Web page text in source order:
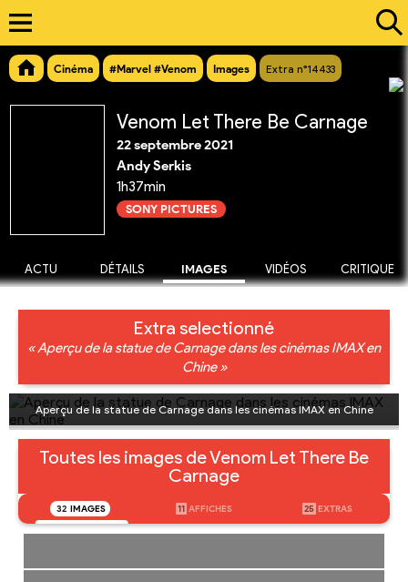
Cinéma #Marvel #Venom Images Extra n°14433
Venom Let There Be Carnage
22 septembre 2021
Andy Serkis
1h37min
SONY PICTURES
ACTU DÉTAILS IMAGES VIDÉOS CRITIQUE
Extra selectionné
« Aperçu de la statue de Carnage dans les cinémas IMAX en
Chine »
Aperçu de la statue de Carnage dans les cinémas IMAX en Chine
Toutes les images de Venom Let There Be
Carnage
32 IMAGES 11 AFFICHES 25 EXTRAS